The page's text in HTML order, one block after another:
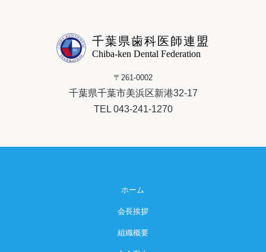
千葉県歯科医師連盟
Chiba-ken Dental Federation
〒261-0002
千葉県千葉市美浜区新港32-17
TEL 043-241-1270
ホーム
会長挨拶
組織概要